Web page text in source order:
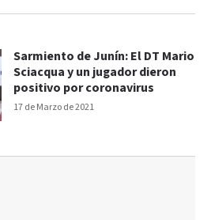
17 de Marzo de 2021
Sarmiento de Junín: El DT Mario
Sciacqua y un jugador dieron
positivo por coronavirus